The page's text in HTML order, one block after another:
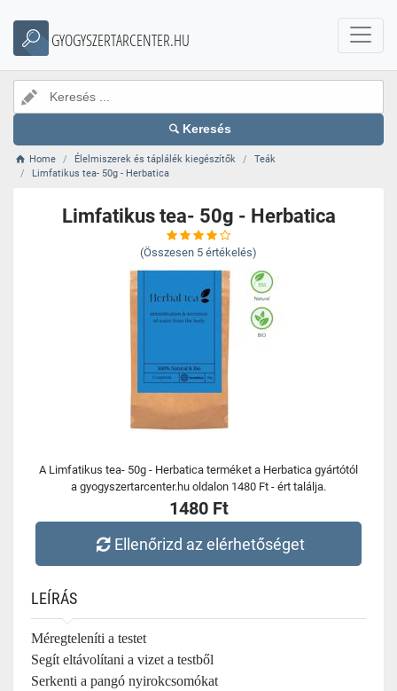
GYOGYSZERTARCENTER.HU
Keresés
Home Élelmiszerek és táplálék kiegészítők
Teák
Limfatikus tea- 50g - Herbatica
Limfatikus tea- 50g - Herbatica
(Összesen 5 értékelés)
A Limfatikus tea- 50g - Herbatica terméket a Herbatica gyártótól
a gyogyszertarcenter.hu oldalon 1480 Ft - ért találja.
1480 Ft
Ellenőrizd az elérhetőséget
LEÍRÁS
Méregteleníti a testet
Segít eltávolítani a vizet a testből
Serkenti a pangó nyirokcsomókat